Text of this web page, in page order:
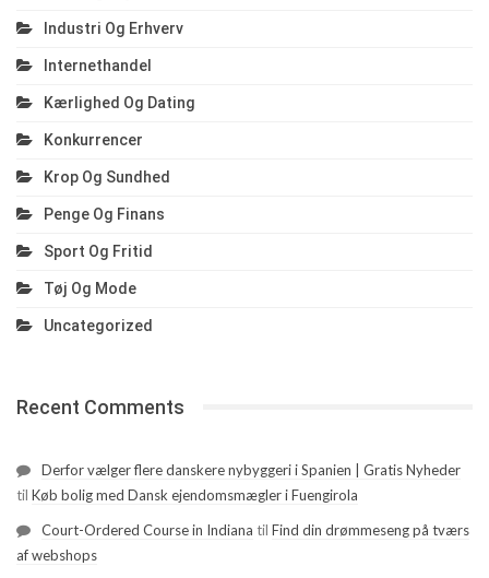
Industri Og Erhverv
Internethandel
Kærlighed Og Dating
Konkurrencer
Krop Og Sundhed
Penge Og Finans
Sport Og Fritid
Tøj Og Mode
Uncategorized
Recent Comments
Derfor vælger flere danskere nybyggeri i Spanien | Gratis Nyheder
til Køb bolig med Dansk ejendomsmægler i Fuengirola
Court-Ordered Course in Indiana til Find din drømmeseng på tværs
af webshops